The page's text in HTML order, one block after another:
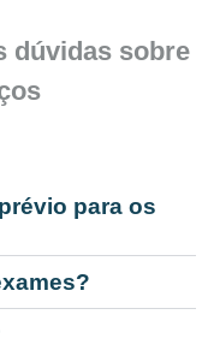
dúvidas sobre
para os